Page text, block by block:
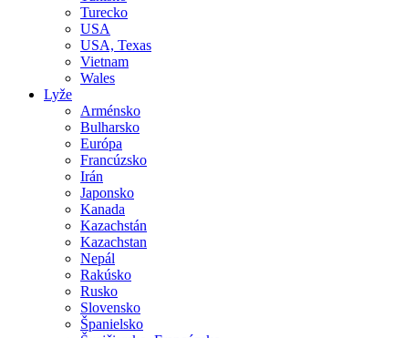
Turecko
USA
USA, Texas
Vietnam
Wales
Lyže
Arménsko
Bulharsko
Európa
Francúzsko
Irán
Japonsko
Kanada
Kazachstán
Kazachstan
Nepál
Rakúsko
Rusko
Slovensko
Španielsko